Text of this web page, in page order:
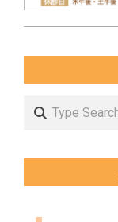
10-
Search